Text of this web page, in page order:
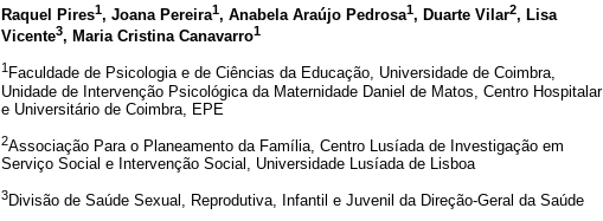
Raquel Pires1, Joana Pereira1, Anabela Araújo Pedrosa1, Duarte Vilar2, Lisa
Vicente3, Maria Cristina Canavarro1
1 Faculdade de Psicologia e de Ciências da Educação, Universidade de Coimbra,
Unidade de Intervenção Psicológica da Maternidade Daniel de Matos, Centro Hospitalar
e Universitário de Coimbra, EPE
2Associação Para o Planeamento da Família, Centro Lusíada de Investigação em
Serviço Social e Intervenção Social, Universidade Lusíada de Lisboa
3Divisão de Saúde Sexual, Reprodutiva, Infantil e Juvenil da Direção-Geral da Saúde